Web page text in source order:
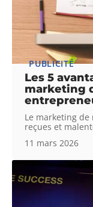
PUBLICITÉ
Les 5
marketing
Le marketing
reçues et
11 mars 2026